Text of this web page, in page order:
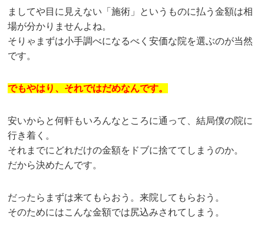
ましてや目に見えない「施術」というものに払う金額は相
場が分かりませんよね。
そりゃまずは小手調べになるべく安価な院を選ぶのが当然
です。
でもやはり、それではだめなんです。
安いからと何軒もいろんなところに通って、結局僕の院に
行き着く。
それまでにどれだけの金額をドブに捨ててしまうのか。
だから決めたんです。
だったらまずは来てもらおう。来院してもらおう。
そのためにはこんな金額では尻込みされてしまう。